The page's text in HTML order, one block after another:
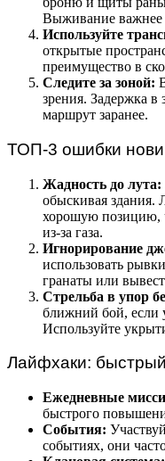
Выживание важнее
Используйте
открытые
преимущество в
Следите за зоной:
зрения. Задержка в
маршрут заранее.
ТОП-3 ошибки
Жадность до лута:
обыскивая здания.
хорошую позицию,
из-за газа.
Игнорирование
использовать
гранаты или
Стрельба в упор
ближний бой, если
Используйте
Лайфхаки:
Ежедневные
быстрого
События:
событиях, они